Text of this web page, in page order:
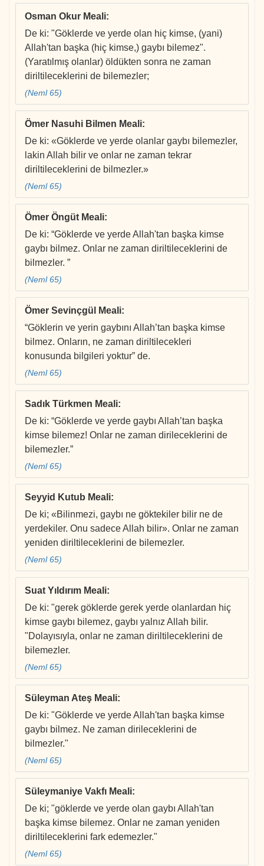
Osman Okur Meali:
De ki: "Göklerde ve yerde olan hiç kimse, (yani)
Allah'tan başka (hiç kimse,) gaybı bilemez".
(Yaratılmış olanlar) öldükten sonra ne zaman
diriltileceklerini de bilemezler;
(Neml 65)
Ömer Nasuhi Bilmen Meali:
De ki: «Göklerde ve yerde olanlar gaybı bilemezler,
lakin Allah bilir ve onlar ne zaman tekrar
diriltileceklerini de bilmezler.»
(Neml 65)
Ömer Öngüt Meali:
De ki: “Göklerde ve yerde Allah'tan başka kimse
gaybı bilmez. Onlar ne zaman diriltileceklerini de
bilmezler. ”
(Neml 65)
Ömer Sevinçgül Meali:
“Göklerin ve yerin gaybını Allah’tan başka kimse
bilmez. Onların, ne zaman diriltilecekleri
konusunda bilgileri yoktur” de.
(Neml 65)
Sadık Türkmen Meali:
De ki: “Göklerde ve yerde gaybı Allah’tan başka
kimse bilemez! Onlar ne zaman dirileceklerini de
bilemezler.”
(Neml 65)
Seyyid Kutub Meali:
De ki; «Bilinmezi, gaybı ne göktekiler bilir ne de
yerdekiler. Onu sadece Allah bilir». Onlar ne zaman
yeniden diriltileceklerini de bilemezler.
(Neml 65)
Suat Yıldırım Meali:
De ki: "gerek göklerde gerek yerde olanlardan hiç
kimse gaybı bilemez, gaybı yalnız Allah bilir.
"Dolayısıyla, onlar ne zaman diriltileceklerini de
bilemezler.
(Neml 65)
Süleyman Ateş Meali:
De ki: "Göklerde ve yerde Allah'tan başka kimse
gaybı bilmez. Ne zaman dirileceklerini de
bilmezler."
(Neml 65)
Süleymaniye Vakfı Meali:
De ki; "göklerde ve yerde olan gaybı Allah'tan
başka kimse bilemez. Onlar ne zaman yeniden
diriltileceklerini fark edemezler."
(Neml 65)